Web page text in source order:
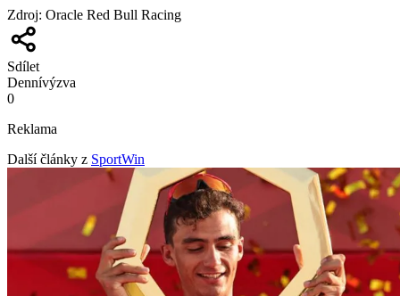
Zdroj: Oracle Red Bull Racing
Sdílet
Dennívýzva
0
Reklama
Další články z SportWin